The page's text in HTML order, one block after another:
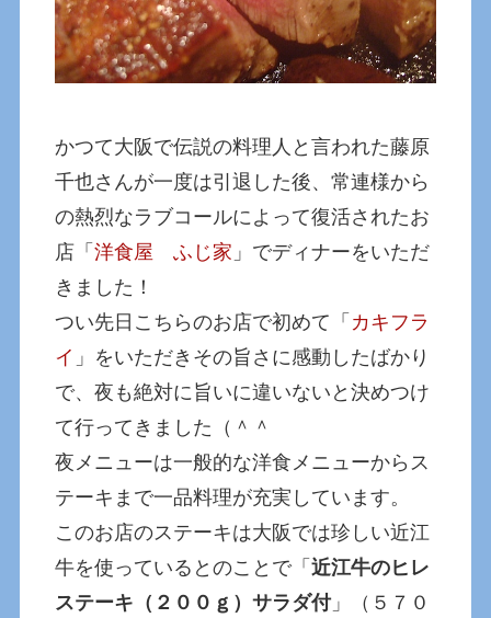
かつて大阪で伝説の料理人と言われた藤原
千也さんが一度は引退した後、常連様から
の熱烈なラブコールによって復活されたお
店「洋食屋 ふじ家 」でディナーをいただ
きました！
つい先日こちらのお店で初めて「 カキフラ
イ 」をいただきその旨さに感動したばかり
で、夜も絶対に旨いに違いないと決めつけ
て行ってきました（＾＾
夜メニューは一般的な洋食メニューからス
テーキまで一品料理が充実しています。
このお店のステーキは大阪では珍しい近江
牛を使っているとのことで「近江牛のヒレ
ステーキ（２００ｇ）サラダ付」（５７０